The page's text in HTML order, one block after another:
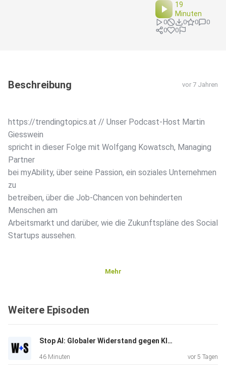
19
Minuten
0 0 0
0
0
0
Beschreibung vor 7 Jahren
https://trendingtopics.at // Unser Podcast-Host Martin
Giesswein
spricht in dieser Folge mit Wolfgang Kowatsch, Managing
Partner
bei myAbility, über seine Passion, ein soziales Unternehmen
zu
betreiben, über die Job-Chancen von behinderten
Menschen am
Arbeitsmarkt und darüber, wie die Zukunftspläne des Social
Startups aussehen.
Mehr
Weitere Episoden
Stop AI: Globaler Widerstand gegen KI-Infrastruktur | Wasner + Steinschaden #16
46 Minuten vor 5 Tagen